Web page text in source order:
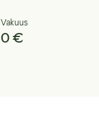
Vakuus
0 €